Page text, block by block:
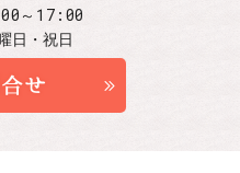
～17:00
日・祝日